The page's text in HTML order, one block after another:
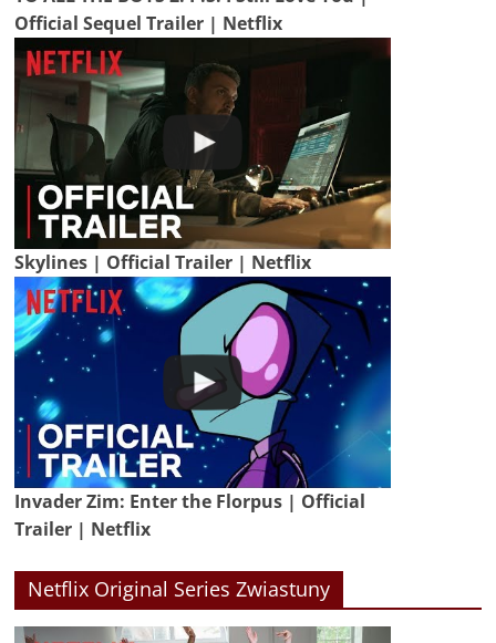
Official Sequel Trailer | Netflix
Skylines | Official Trailer | Netflix
Invader Zim: Enter the Florpus | Official
Trailer | Netflix
Netflix Original Series Zwiastuny